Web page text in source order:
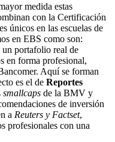
medida estas
con la Certificación
únicos en las escuelas de
en EBS como son:
un portafolio real de
en forma profesional,
Aquí se forman
es el de Reportes
smallcaps de la BMV y
de inversión
a Reuters y Factset,
profesionales con una